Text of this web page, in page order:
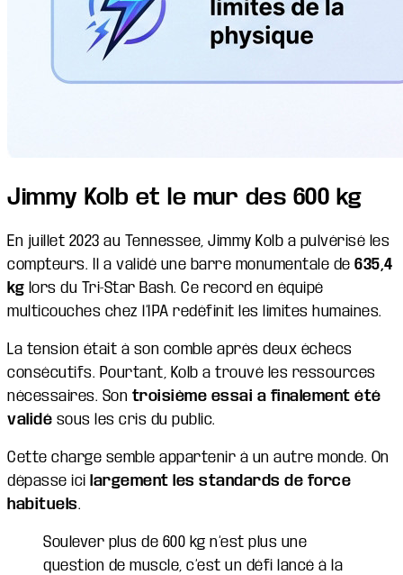
Jimmy Kolb et le mur des 600 kg
En juillet 2023 au Tennessee, Jimmy Kolb a pulvérisé les
compteurs. Il a validé une barre monumentale de 635,4
kg lors du Tri-Star Bash. Ce record en équipé
multicouches chez l’IPA redéfinit les limites humaines.
La tension était à son comble après deux échecs
consécutifs. Pourtant, Kolb a trouvé les ressources
nécessaires. Son troisième essai a finalement été
validé sous les cris du public.
Cette charge semble appartenir à un autre monde. On
dépasse ici largement les standards de force
habituels.
Soulever plus de 600 kg n’est plus une
question de muscle, c’est un défi lancé à la